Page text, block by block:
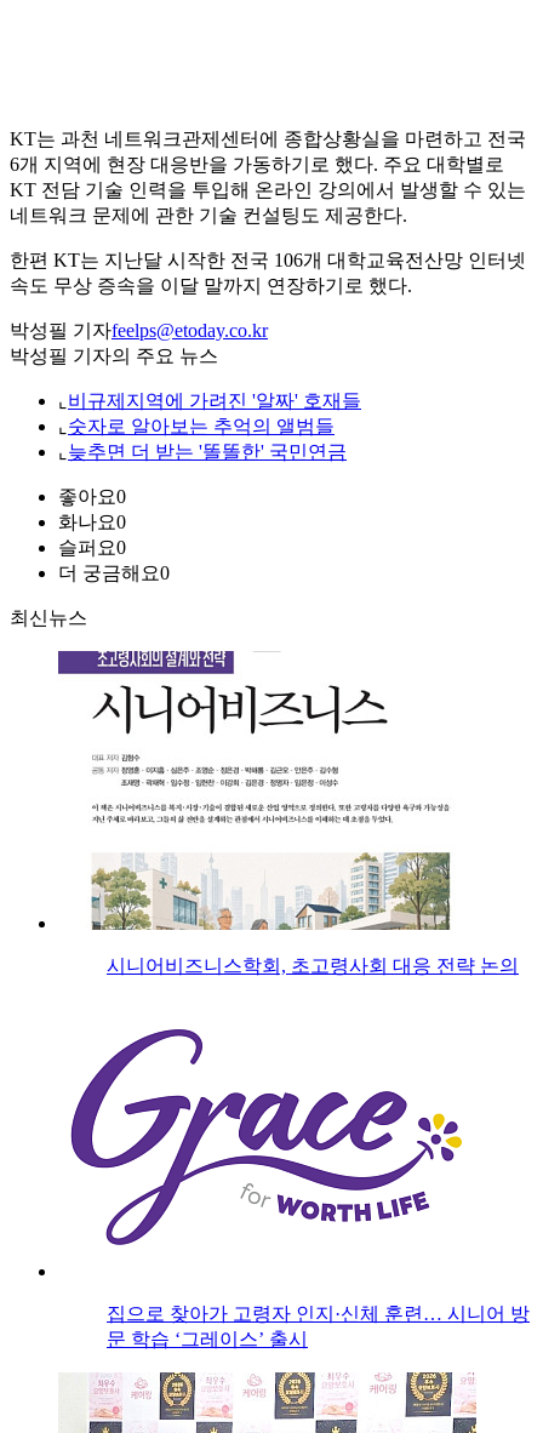
KT는 과천 네트워크관제센터에 종합상황실을 마련하고 전국
6개 지역에 현장 대응반을 가동하기로 했다. 주요 대학별로
KT 전담 기술 인력을 투입해 온라인 강의에서 발생할 수 있는
네트워크 문제에 관한 기술 컨설팅도 제공한다.
한편 KT는 지난달 시작한 전국 106개 대학교육전산망 인터넷
속도 무상 증속을 이달 말까지 연장하기로 했다.
박성필 기자feelps@etoday.co.kr
박성필 기자의 주요 뉴스
⌞ 비규제지역에 가려진 '알짜' 호재들
⌞ 숫자로 알아보는 추억의 앨범들
⌞ 늦추면 더 받는 '똘똘한' 국민연금
좋아요0
화나요0
슬퍼요0
더 궁금해요0
최신뉴스
시니어비즈니스학회, 초고령사회 대응 전략 논의
집으로 찾아가 고령자 인지·신체 훈련… 시니어 방
문 학습 ‘그레이스’ 출시